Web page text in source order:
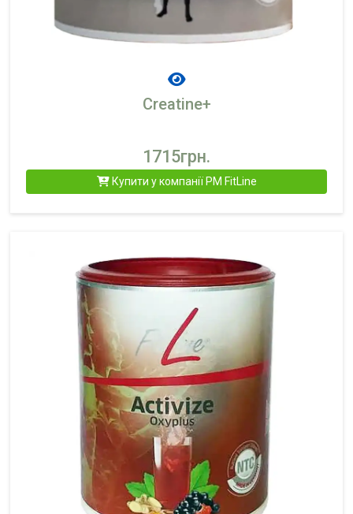
Creatine+
1715грн.
Купити у компанії PM FitLine